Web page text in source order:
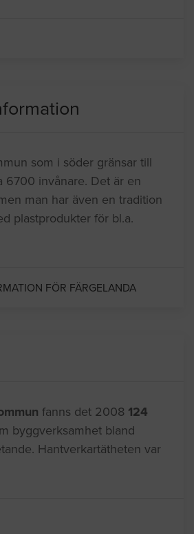
som i söder gränsar till
6700 invånare. Det är en
man har även en tradition
plastprodukter för bl.a.
FÖR FÄRGELANDA
fanns det 2008 124
byggverksamhet bland
Hantverkartätheten var